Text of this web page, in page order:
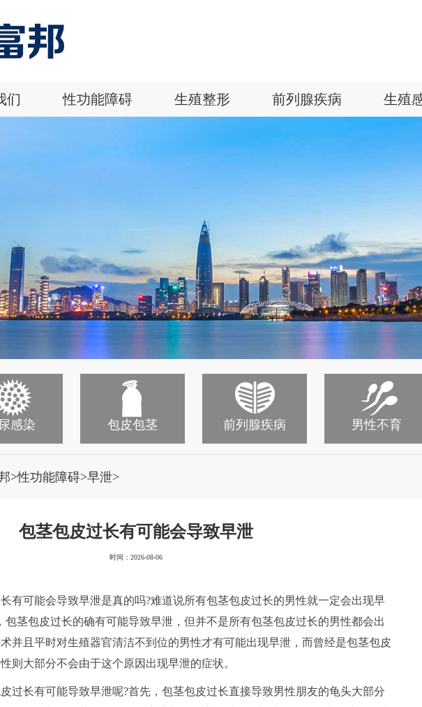
们 性功能障碍 生殖整形 前列腺疾病 生殖
感染 包皮包茎 前列腺疾病 男性不育
>性功能障碍>早泄>
包茎包皮过长有可能会导致早泄
时间：2026-08-06
有可能会导致早泄是真的吗?难道说所有包茎包皮过长的男性就一定会出现早
包茎包皮过长的确有可能导致早泄，但并不是所有包茎包皮过长的男性都会出
并且平时对生殖器官清洁不到位的男性才有可能出现早泄，而曾经是包茎包皮
则大部分不会由于这个原因出现早泄的症状。
过长有可能导致早泄呢?首先，包茎包皮过长直接导致男性朋友的龟头大部分